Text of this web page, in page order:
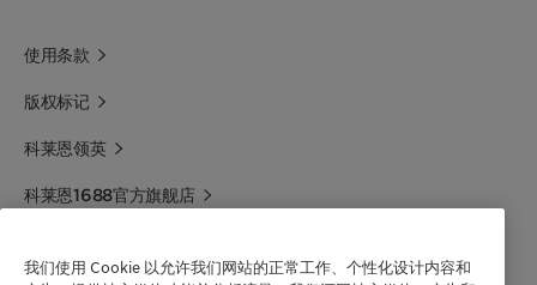
使用条款
版权标记
科莱恩领英
科莱恩1688官方旗舰店
我们使用 Cookie 以允许我们网站的正常工作、个性化设计内容和